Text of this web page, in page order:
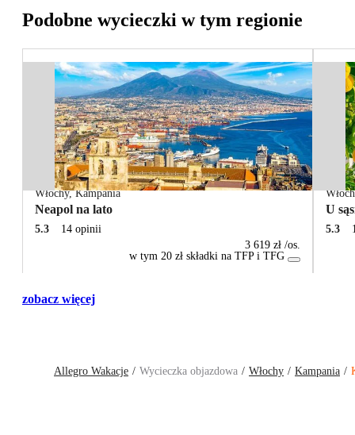
Podobne wycieczki w tym regionie
Włochy,Kampania
Neapol na lato
5.3
14 opinii
3 619 zł /os.
w tym 20 zł składki na TFP i TFG
U
5.3
zobacz więcej
Allegro Wakacje Wycieczka objazdowa Włochy Kampania